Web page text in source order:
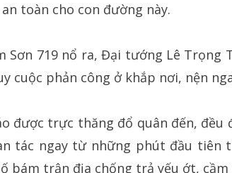
toàn cho con đường này.
Sơn 719 nổ ra, Đại tướng Lê Trọng
cuộc phản công ở khắp nơi, nện
được trực thăng đổ quân đến, đều
tác ngay từ những phút đầu tiên
bám trận địa chống trả yếu ớt,